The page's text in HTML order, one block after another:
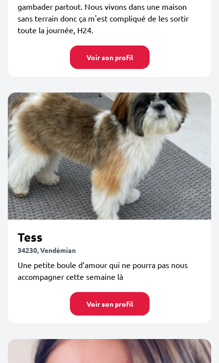
gambader partout. Nous vivons dans une maison
sans terrain donc ça m'est compliqué de les sortir
toute la journée, H24.
Voir son profil
Tess
34230, Vendémian
Une petite boule d’amour qui ne pourra pas nous
accompagner cette semaine là
Voir son profil